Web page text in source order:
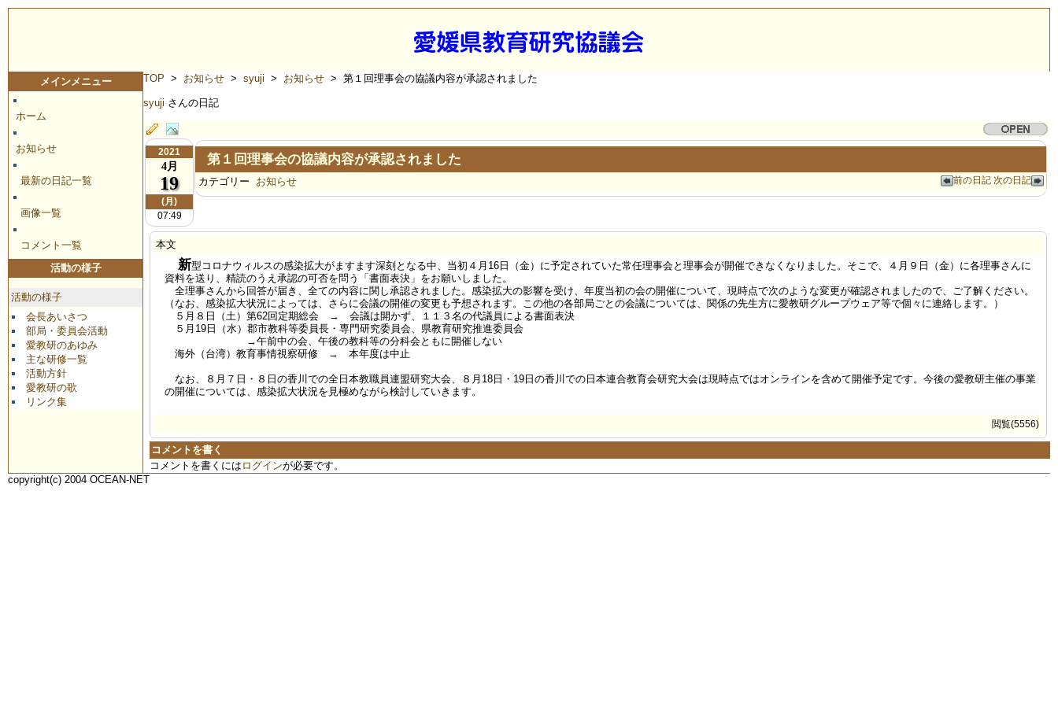
メインメニュー
ホーム
お知らせ
最新の日記一覧
画像一覧
コメント一覧
活動の様子
活動の様子
会長あいさつ
部局・委員会活動
愛教研のあゆみ
主な研修一覧
活動方針
愛教研の歌
リンク集
TOP > お知らせ > syuji > お知らせ > 第１回理事会の協議内容が承認されました
syuji さんの日記
2021
4月
19
(月)
07:49
第１回理事会の協議内容が承認されました
前の日記 次の日記
カテゴリー お知らせ
本文
新型コロナウィルスの感染拡大がますます深刻となる中、当初４月16日（金）に予定されていた常任理事会と理事会が開催できなくなりました。そこで、４月９日（金）に各理事さんに
資料を送り、精読のうえ承認の可否を問う「書面表決」をお願いしました。
全理事さんから回答が届き、全ての内容に関し承認されました。感染拡大の影響を受け、年度当初の会の開催について、現時点で次のような変更が確認されましたので、ご了解ください。
（なお、感染拡大状況によっては、さらに会議の開催の変更も予想されます。この他の各部局ごとの会議については、関係の先生方に愛教研グループウェア等で個々に連絡します。）
５月８日（土）第62回定期総会 → 会議は開かず、１１３名の代議員による書面表決
５月19日（水）郡市教科等委員長・専門研究委員会、県教育研究推進委員会
→午前中の会、午後の教科等の分科会ともに開催しない
海外（台湾）教育事情視察研修 → 本年度は中止
なお、８月７日・８日の香川での全日本教職員連盟研究大会、８月18日・19日の香川での日本連合教育会研究大会は現時点ではオンラインを含めて開催予定です。今後の愛教研主催の事業
の開催については、感染拡大状況を見極めながら検討していきます。
閲覧(5556)
コメントを書く
コメントを書くには ログインが必要です。
copyright(c) 2004 OCEAN-NET